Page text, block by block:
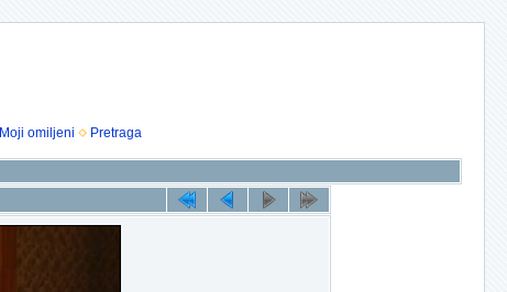
Moji omiljeni Pretraga